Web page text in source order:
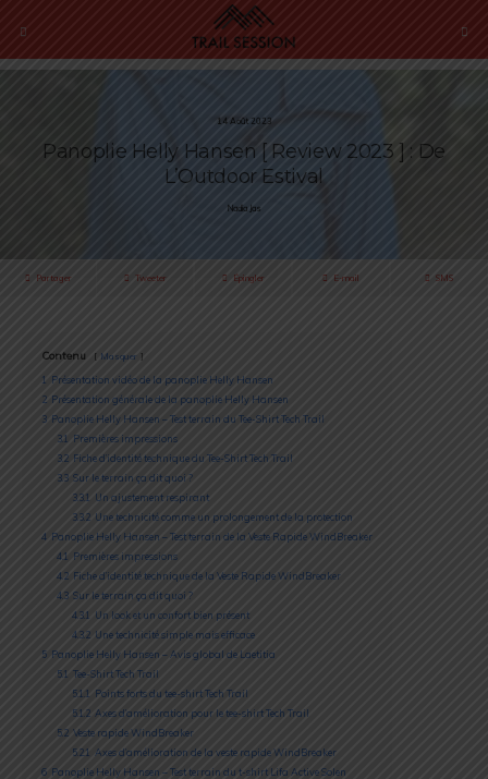
14 Août 2023
Panoplie Helly Hansen [ Review 2023 ] : De
L’Outdoor Estival
Nadia Jas
Partager Tweeter Épingler E-mail SMS
Contenu Masquer
1
Présentation vidéo de la panoplie Helly Hansen
2 Présentation générale de la panoplie Helly Hansen
3 Panoplie Helly Hansen – Test terrain du Tee-Shirt Tech Trail
3.1
Premières impressions
3.2 Fiche d’identité technique du Tee-Shirt Tech Trail
3.3 Sur le terrain ça dit quoi ?
3.3.1
Un ajustement respirant
3.3.2 Une technicité comme un prolongement de la protection
4 Panoplie Helly Hansen – Test terrain de la Veste Rapide WindBreaker
4.1
Premières impressions
4.2 Fiche d’identité technique de la Veste Rapide WindBreaker
4.3 Sur le terrain ça dit quoi ?
4.3.1
Un look et un confort bien présent
4.3.2 Une technicité simple mais efficace
5 Panoplie Helly Hansen – Avis global de Laetitia
5.1 Tee-Shirt Tech Trail
5.1.1
Points forts du tee-shirt Tech Trail
5.1.2 Axes d’amélioration pour le tee-shirt Tech Trail
5.2 Veste rapide WindBreaker
5.2.1
Axes d’amélioration de la veste rapide WindBreaker
6 Panoplie Helly Hansen – Test terrain du t-shirt Lifa Active Solen